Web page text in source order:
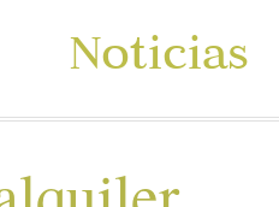
Noticias